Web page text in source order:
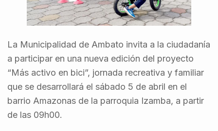
La Municipalidad de Ambato invita a la ciudadanía
a participar en una nueva edición del proyecto
“Más activo en bici”, jornada recreativa y familiar
que se desarrollará el sábado 5 de abril en el
barrio Amazonas de la parroquia Izamba, a partir
de las 09h00.